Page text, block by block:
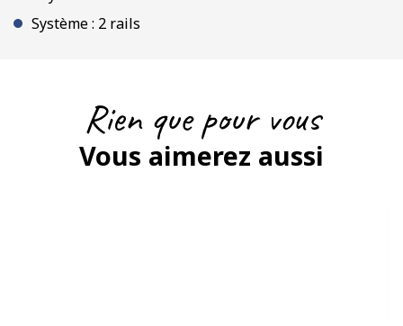
Système : 2 rails
Rien que pour vous
Vous aimerez aussi